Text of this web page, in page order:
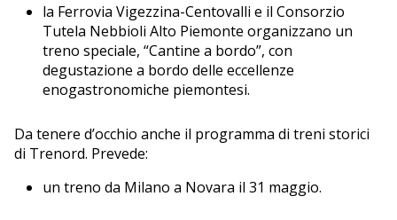
la Ferrovia Vigezzina-Centovalli e il Consorzio
Tutela Nebbioli Alto Piemonte organizzano un
treno speciale, “Cantine a bordo”, con
degustazione a bordo delle eccellenze
enogastronomiche piemontesi.
Da tenere d’occhio anche il programma di treni storici
di Trenord. Prevede:
un treno da Milano a Novara il 31 maggio.